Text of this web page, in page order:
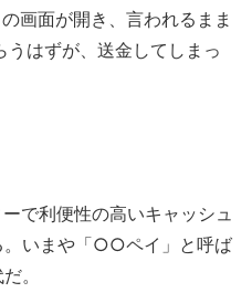
画面が開き、言われるまま
はずが、送金してしまっ
で利便性の高いキャッシュ
。いまや「○○ペイ」と呼ば
。